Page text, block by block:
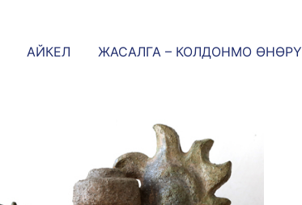
АЙКЕЛ ЖАСАЛГА – КОЛДОНМО ӨНӨРҮ